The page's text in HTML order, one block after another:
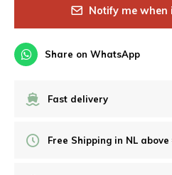
Notify me when
Share on WhatsApp
Fast delivery
Free Shipping in NL above